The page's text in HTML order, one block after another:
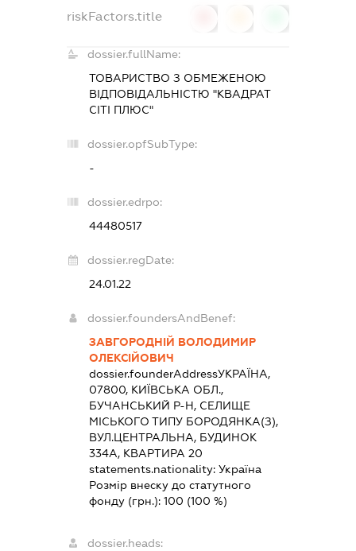
riskFactors.title
dossier.fullName:
ТОВАРИСТВО З ОБМЕЖЕНОЮ
ВІДПОВІДАЛЬНІСТЮ "КВАДРАТ
СІТІ ПЛЮС"
dossier.opfSubType:
-
dossier.edrpo:
44480517
dossier.regDate:
24.01.22
dossier.foundersAndBenef:
ЗАВГОРОДНІЙ ВОЛОДИМИР
ОЛЕКСІЙОВИЧ
dossier.founderAddressУКРАЇНА,
07800, КИЇВСЬКА ОБЛ.,
БУЧАНСЬКИЙ Р-Н, СЕЛИЩЕ
МІСЬКОГО ТИПУ БОРОДЯНКА(З),
ВУЛ.ЦЕНТРАЛЬНА, БУДИНОК
334А, КВАРТИРА 20
statements.nationality:Україна
Розмір внеску до статутного
фонду (грн.):100 (100 %)
dossier.heads: